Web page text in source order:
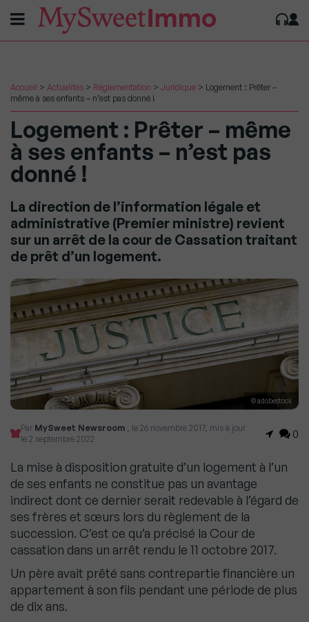
Accueil > Actualités > Règlementation > Juridique > Logement : Prêter –
même à ses enfants – n’est pas donné !
Logement : Prêter – même
à ses enfants – n’est pas
donné !
La direction de l’information légale et
administrative (Premier ministre) revient
sur un arrêt de la cour de Cassation traitant
de prêt d’un logement.
© adobestock
Par MySweet Newsroom , le 26 novembre 2017, mis à jour
le 2 septembre 2022
0
La mise à disposition gratuite d’un logement à l’un
de ses enfants ne constitue pas un avantage
indirect dont ce dernier serait redevable à l’égard de
ses frères et sœurs lors du règlement de la
succession. C’est ce qu’a précisé la Cour de
cassation dans un arrêt rendu le 11 octobre 2017.
Un père avait prêté sans contrepartie financière un
appartement à son fils pendant une période de plus
de dix ans.